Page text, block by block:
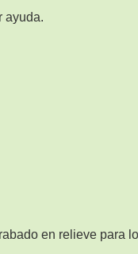
ayuda.
en relieve para